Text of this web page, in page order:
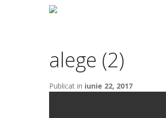
alege (2)
Publicat in iunie 22, 2017